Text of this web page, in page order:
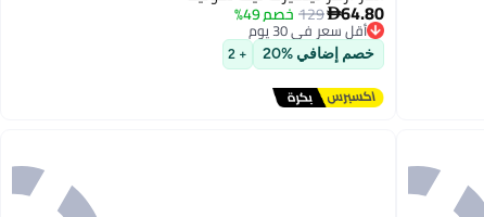
64.80
129خصم 49%
أقل سعر في 30 يوم
توصيل مجاني
أقل سعر في 30 يوم
خصم إضافي %20 + 2